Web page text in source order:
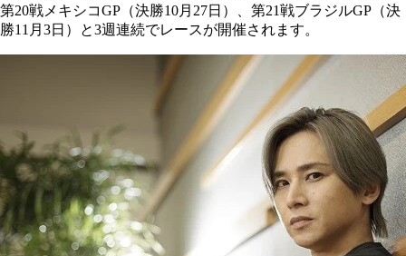
第20戦メキシコGP（決勝10月27日）、第21戦ブラジルGP（決
勝11月3日）と3週連続でレースが開催されます。